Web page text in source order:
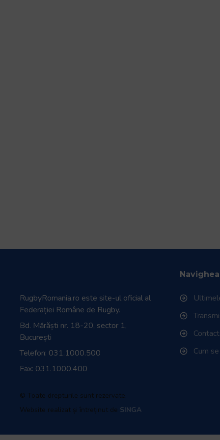
RugbyRomania.ro este site-ul oficial al
Federației Române de Rugby.
Bd. Mărăști nr. 18-20, sector 1,
București
Telefon: 031.1000.500
Fax: 031.1000.400
© Toate drepturile sunt rezervate.
Website realizat și întreținut de SINGA
Cum